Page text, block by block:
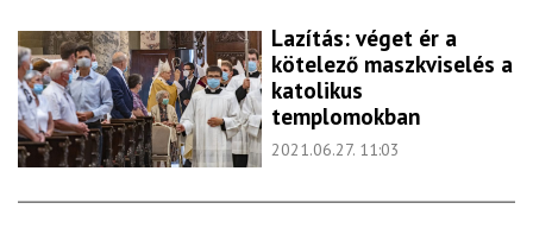
Lazítás: véget ér a
kötelező maszkviselés a
katolikus
templomokban
2021.06.27. 11:03